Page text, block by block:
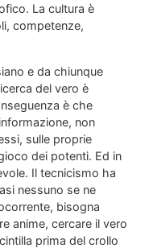
La cultura è
competenze,
e da chiunque
del vero è
è che
non
sulle proprie
dei potenti. Ed in
Il tecnicismo ha
nessuno se ne
bisogna
anime, cercare il vero
prima del crollo